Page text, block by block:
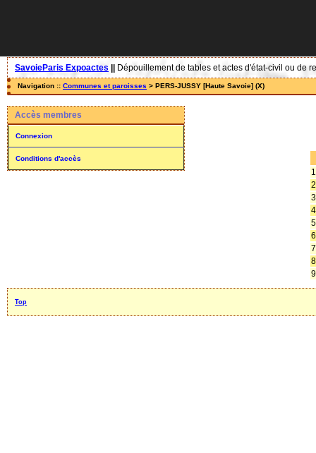
SavoieParis Expoactes Dépouillement de tables et actes d'état-civil ou de
Navigation :: Communes et paroisses > PERS-JUSSY [Haute Savoie] (X)
Accès membres
Connexion
Conditions d'accès
Top